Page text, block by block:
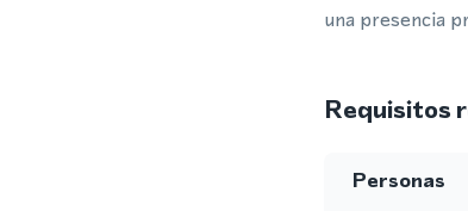
una presencia
Requisitos
Personas